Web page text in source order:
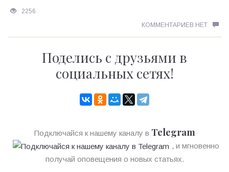
2256
КОММЕНТАРИЕВ НЕТ
Поделись с друзьями в
социальных сетях!
Подключайся к нашему каналу в Telegram
, и мгновенно
получай оповещения о новых статьях.